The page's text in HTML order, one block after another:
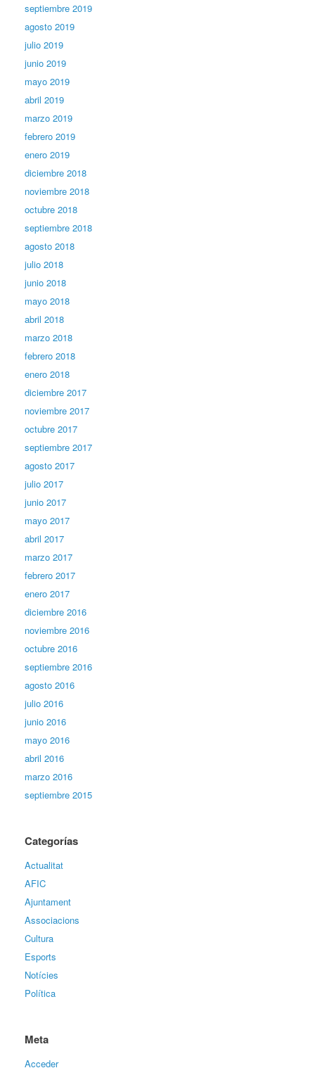
septiembre 2019
agosto 2019
julio 2019
junio 2019
mayo 2019
abril 2019
marzo 2019
febrero 2019
enero 2019
diciembre 2018
noviembre 2018
octubre 2018
septiembre 2018
agosto 2018
julio 2018
junio 2018
mayo 2018
abril 2018
marzo 2018
febrero 2018
enero 2018
diciembre 2017
noviembre 2017
octubre 2017
septiembre 2017
agosto 2017
julio 2017
junio 2017
mayo 2017
abril 2017
marzo 2017
febrero 2017
enero 2017
diciembre 2016
noviembre 2016
octubre 2016
septiembre 2016
agosto 2016
julio 2016
junio 2016
mayo 2016
abril 2016
marzo 2016
septiembre 2015
Categorías
Actualitat
AFIC
Ajuntament
Associacions
Cultura
Esports
Notícies
Política
Meta
Acceder